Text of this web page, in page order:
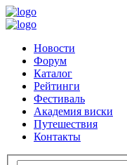
Новости
Форум
Каталог
Рейтинги
Фестиваль
Академия виски
Путешествия
Контакты